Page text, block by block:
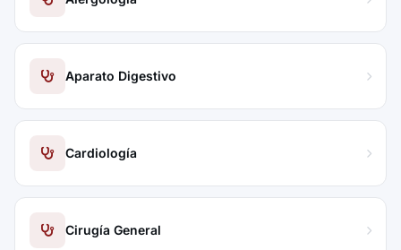
Aparato Digestivo
Cardiología
Cirugía General